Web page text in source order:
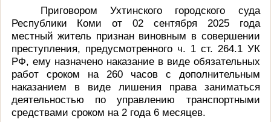
Приговором Ухтинского городского суда
Республики Коми от 02 сентября 2025 года
местный житель признан виновным в совершении
преступления, предусмотренного ч. 1 ст. 264.1 УК
РФ, ему назначено наказание в виде обязательных
работ сроком на 260 часов с дополнительным
наказанием в виде лишения права заниматься
деятельностью по управлению транспортными
средствами сроком на 2 года 6 месяцев.